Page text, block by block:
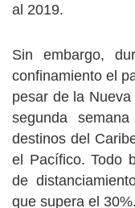
al 2019.
Sin embargo,
confinamiento el
pesar de la
segunda
destinos del
el Pacífico. Todo
de
que supera el 30%.